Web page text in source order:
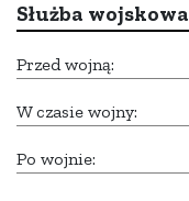
Służba wojskowa
Przed wojną:
W czasie wojny:
Po wojnie: